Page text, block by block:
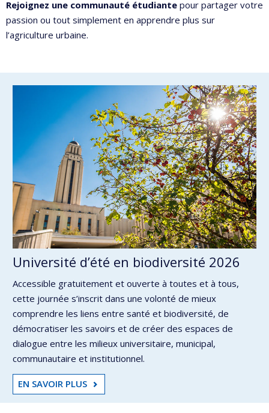
Rejoignez une communauté étudiante pour partager votre
passion ou tout simplement en apprendre plus sur
l’agriculture urbaine.
Université d’été en biodiversité 2026
Accessible gratuitement et ouverte à toutes et à tous,
cette journée s’inscrit dans une volonté de mieux
comprendre les liens entre santé et biodiversité, de
démocratiser les savoirs et de créer des espaces de
dialogue entre les milieux universitaire, municipal,
communautaire et institutionnel.
EN SAVOIR PLUS